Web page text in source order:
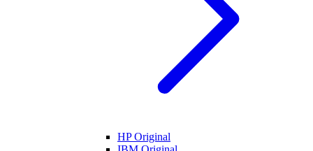
HP Original